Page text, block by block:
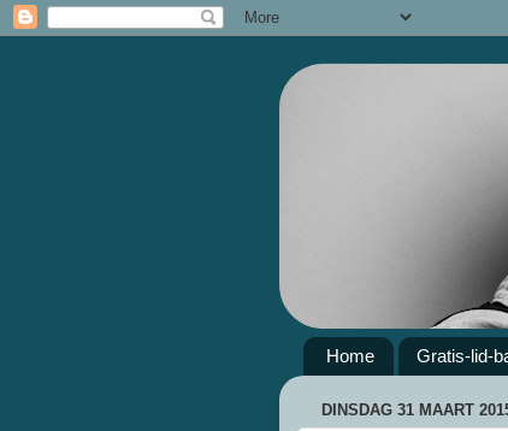
Home Gratis-lid-
DINSDAG 31 MAART